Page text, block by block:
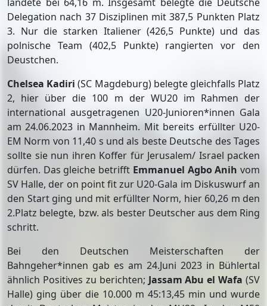
Delegation nach 37 Disziplinen mit 387,5 Punkten Platz
3. Nur die starken Italiener (426,5 Punkte) und das
polnische Team (402,5 Punkte) rangierten vor den
Deustchen.
Chelsea Kadiri (SC Magdeburg) belegte gleichfalls Platz
2, hier über die 100 m der WU20 im Rahmen der
international ausgetragenen U20-Junioren*innen Gala
am 24.06.2023 in Mannheim. Mit bereits erfüllter U20-
EM Norm von 11,40 s und als beste Deutsche des Tages
sollte sie nun ihren Koffer für Jerusalem/ Israel packen
dürfen. Das gleiche betrifft Emmanuel Agbo Anihvom
SV Halle, der on point fit zur U20-Gala im Diskuswurf an
den Start ging und mit erfüllter Norm, hier 60,26 m den
2.Platz belegte, bzw. als bester Deutscher aus dem Ring
schritt.
Bei den Deutschen Meisterschaften der
Bahngeher*innen gab es am 24.Juni 2023 in Bühlertal
ähnlich Positives zu berichten; Jassam Abu el Wafa (SV
Halle) ging über die 10.000 m 45:13,45 min und wurde